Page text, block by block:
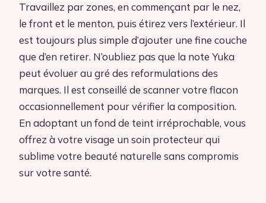
Travaillez par zones, en commençant par le nez,
le front et le menton, puis étirez vers l’extérieur. Il
est toujours plus simple d’ajouter une fine couche
que d’en retirer. N’oubliez pas que la note Yuka
peut évoluer au gré des reformulations des
marques. Il est conseillé de scanner votre flacon
occasionnellement pour vérifier la composition.
En adoptant un fond de teint irréprochable, vous
offrez à votre visage un soin protecteur qui
sublime votre beauté naturelle sans compromis
sur votre santé.